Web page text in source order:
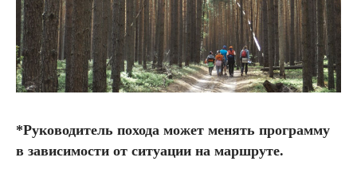
*Руководитель похода может менять программу
в зависимости от ситуации на маршруте.